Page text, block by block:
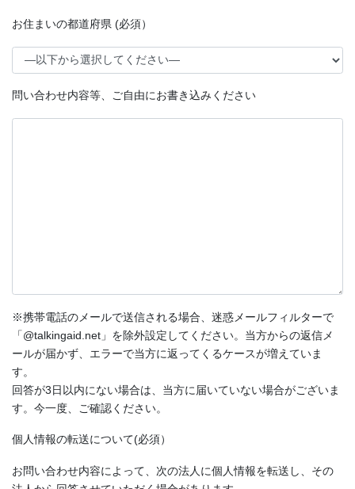
お住まいの都道府県 (必須）
問い合わせ内容等、ご自由にお書き込みください
※携帯電話のメールで送信される場合、迷惑メールフィルターで
「@talkingaid.net」を除外設定してください。当方からの返信メ
ールが届かず、エラーで当方に返ってくるケースが増えていま
す。
回答が3日以内にない場合は、当方に届いていない場合がございま
す。今一度、ご確認ください。
個人情報の転送について(必須）
お問い合わせ内容によって、次の法人に個人情報を転送し、その